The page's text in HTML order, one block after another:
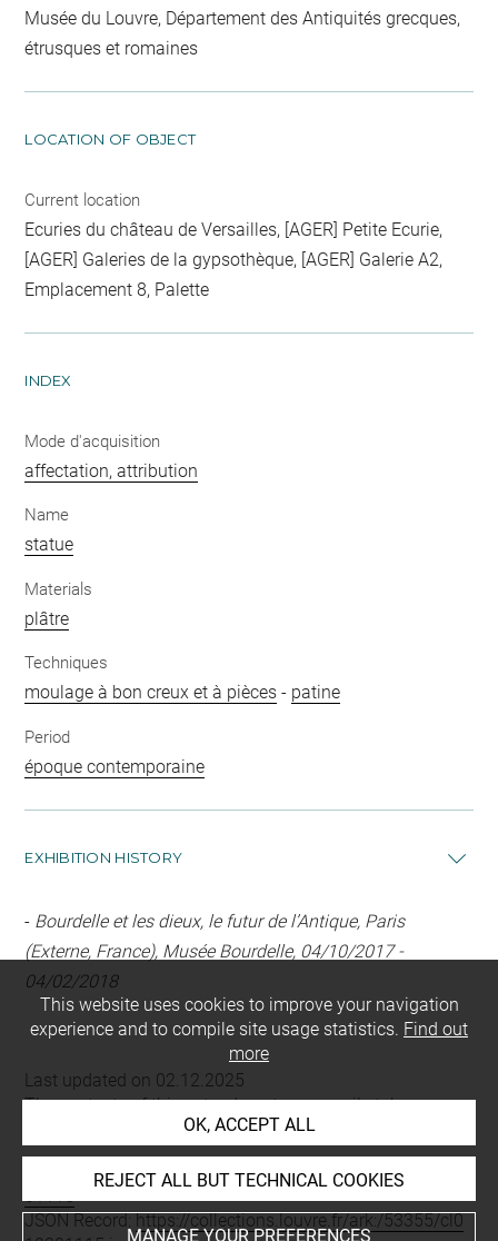
Musée du Louvre, Département des Antiquités grecques,
étrusques et romaines
LOCATION OF OBJECT
Current location
Ecuries du château de Versailles, [AGER] Petite Ecurie,
[AGER] Galeries de la gypsothèque, [AGER] Galerie A2,
Emplacement 8, Palette
INDEX
Mode d'acquisition
affectation, attribution
Name
statue
Materials
plâtre
Techniques
moulage à bon creux et à pièces - patine
Period
époque contemporaine
EXHIBITION HISTORY
- Bourdelle et les dieux, le futur de l’Antique, Paris
(Externe, France), Musée Bourdelle, 04/10/2017 -
04/02/2018
Last updated on 02.12.2025
The contents of this entry do not necessarily take
account of the latest data.
Permalink:https://collections.louvre.fr/ark:/53355/cl0103
JSON Record:https://collections.louvre.fr/ark:/53355/cl0
This website uses cookies to improve your navigation
experience and to compile site usage statistics. Find out
more
OK, ACCEPT ALL
REJECT ALL BUT TECHNICAL COOKIES
MANAGE YOUR PREFERENCES